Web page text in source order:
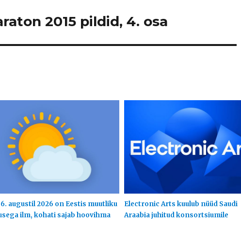
2015 pildid, 4. osa
augustil 2026 on Eestis muutliku
ilm, kohati sajab hoovihma
Electronic Arts kuulub nüüd Saudi
Araabia juhitud konsortsiumile